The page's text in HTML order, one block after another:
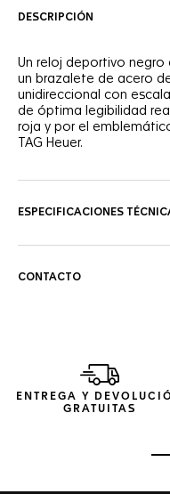
DESCRIPCIÓN
Un reloj deportivo negro
un brazalete de acero
unidireccional con
de óptima legibilidad
roja y por el
TAG Heuer.
ESPECIFICACIONES
CONTACTO
ENTREGA Y
GRATUITAS